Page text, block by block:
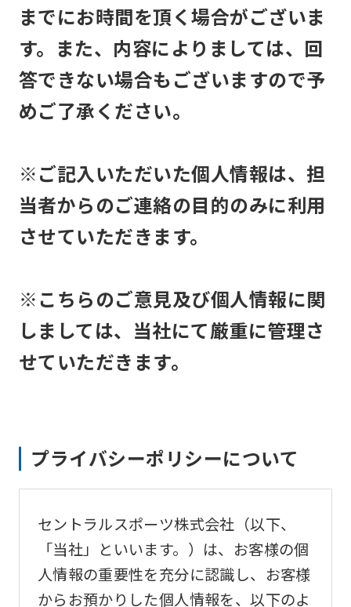
までにお時間を頂く場合がございま
す。また、内容によりましては、回
答できない場合もございますので予
めご了承ください。
※ご記入いただいた個人情報は、担
当者からのご連絡の目的のみに利用
させていただきます。
※こちらのご意見及び個人情報に関
しましては、当社にて厳重に管理さ
せていただきます。
プライバシーポリシーについて
セントラルスポーツ株式会社（以下、
「当社」といいます。）は、お客様の個
人情報の重要性を充分に認識し、お客様
からお預かりした個人情報を、以下のよ